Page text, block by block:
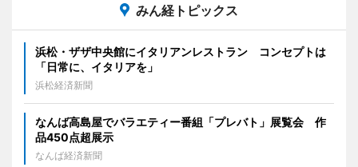
みん経トピックス
浜松・ザザ中央館にイタリアンレストラン コンセプトは
「日常に、イタリアを」
浜松経済新聞
なんば高島屋でバラエティー番組「プレバト」展覧会 作
品450点超展示
なんば経済新聞